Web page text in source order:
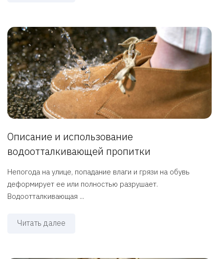
Описание и использование
водоотталкивающей пропитки
Непогода на улице, попадание влаги и грязи на обувь
деформирует ее или полностью разрушает.
Водоотталкивающая ...
Читать далее